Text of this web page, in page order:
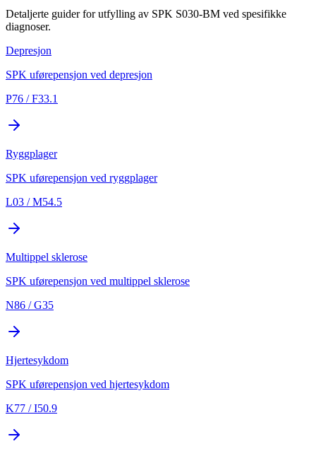
Detaljerte guider for utfylling av SPK S030-BM ved spesifikke
diagnoser.
Depresjon
SPK uførepensjon ved depresjon
P76 / F33.1
Ryggplager
SPK uførepensjon ved ryggplager
L03 / M54.5
Multippel sklerose
SPK uførepensjon ved multippel sklerose
N86 / G35
Hjertesykdom
SPK uførepensjon ved hjertesykdom
K77 / I50.9